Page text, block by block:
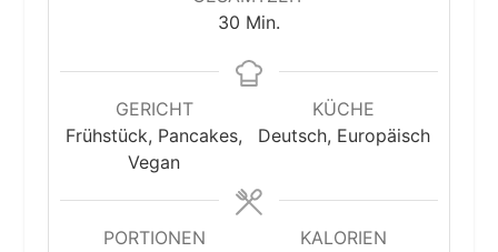
30Minuten
Min.
GERICHT
Frühstück, Pancakes,
Vegan
KÜCHE
Deutsch, Europäisch
PORTIONEN
KALORIEN